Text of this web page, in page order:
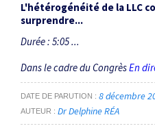
L'hétérogénéité de la LLC
surprendre...
Durée : 5:05 ...
Dans le cadre du CongrèsEn
DATE DE PARUTION 8 décembre
AUTEUR Dr Delphine RÉA